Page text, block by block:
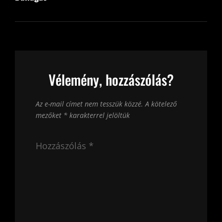
Vélemény, hozzászólás?
Az e-mail címet nem tesszük közzé. A kötelező
mezőket * karakterrel jelöltük
Hozzászólás *